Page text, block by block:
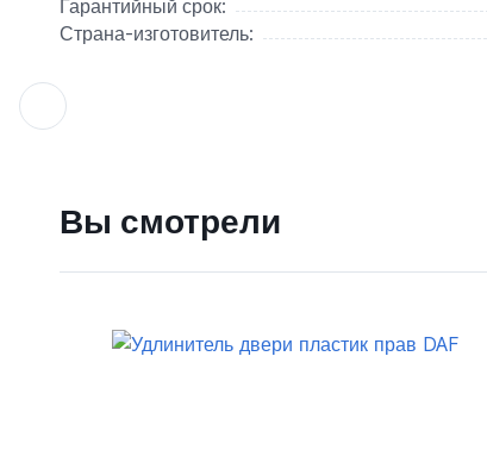
Гарантийный срок:
Страна-изготовитель:
Вы смотрели